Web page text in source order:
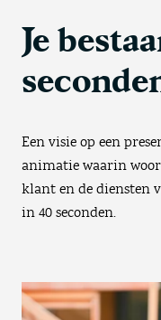
Je
Een visie op een
animatie waarin
klant en de diensten
in 40 seconden.